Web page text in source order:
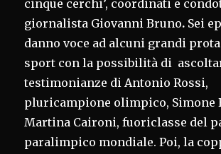
cinque cerchi’, coordinati e
giornalista Giovanni Bruno. Sei
danno voce ad alcuni grandi
sport con la possibilità di
testimonianze di Antonio Rossi,
pluricampione olimpico, Simone
Martina Caironi, fuoriclasse del
paralimpico mondiale. Poi, la